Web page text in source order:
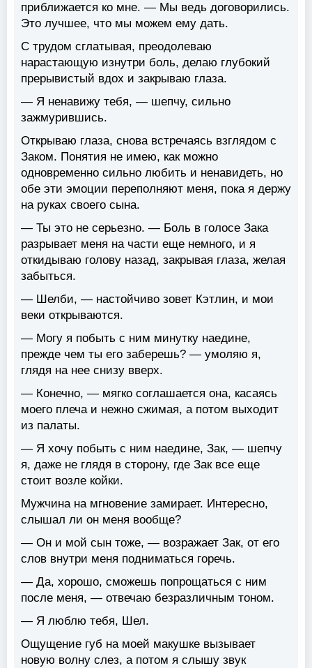
приближается ко мне. — Мы ведь договорились.
Это лучшее, что мы можем ему дать.
С трудом сглатывая, преодолеваю
нарастающую изнутри боль, делаю глубокий
прерывистый вдох и закрываю глаза.
— Я ненавижу тебя, — шепчу, сильно
зажмурившись.
Открываю глаза, снова встречаясь взглядом с
Заком. Понятия не имею, как можно
одновременно сильно любить и ненавидеть, но
обе эти эмоции переполняют меня, пока я держу
на руках своего сына.
— Ты это не серьезно. — Боль в голосе Зака
разрывает меня на части еще немного, и я
откидываю голову назад, закрывая глаза, желая
забыться.
— Шелби, — настойчиво зовет Кэтлин, и мои
веки открываются.
— Могу я побыть с ним минутку наедине,
прежде чем ты его заберешь? — умоляю я,
глядя на нее снизу вверх.
— Конечно, — мягко соглашается она, касаясь
моего плеча и нежно сжимая, а потом выходит
из палаты.
— Я хочу побыть с ним наедине, Зак, — шепчу
я, даже не глядя в сторону, где Зак все еще
стоит возле койки.
Мужчина на мгновение замирает. Интересно,
слышал ли он меня вообще?
— Он и мой сын тоже, — возражает Зак, от его
слов внутри меня подниматься горечь.
— Да, хорошо, сможешь попрощаться с ним
после меня, — отвечаю безразличным тоном.
— Я люблю тебя, Шел.
Ощущение губ на моей макушке вызывает
новую волну слез, а потом я слышу звук